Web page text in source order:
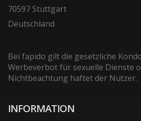
70597 Stuttgart
Deutschland
Bei fapido gilt die gesetzliche
Werbeverbot für sexuelle Dienste
Nichtbeachtung haftet der Nutzer.
INFORMATION